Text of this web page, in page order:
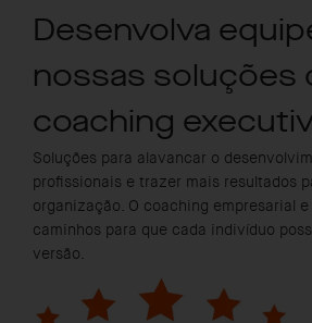
Desenvolva
nossas soluções
coaching
Soluções para alavancar o
profissionais e trazer mais resultados
organização. O coaching empresarial
caminhos para que cada indivíduo
versão.